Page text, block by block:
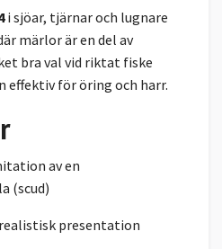
i sjöar, tjärnar och lugnare
märlor är en del av
bra val vid riktat fiske
effektiv för öring och harr.
av en
(scud)
presentation